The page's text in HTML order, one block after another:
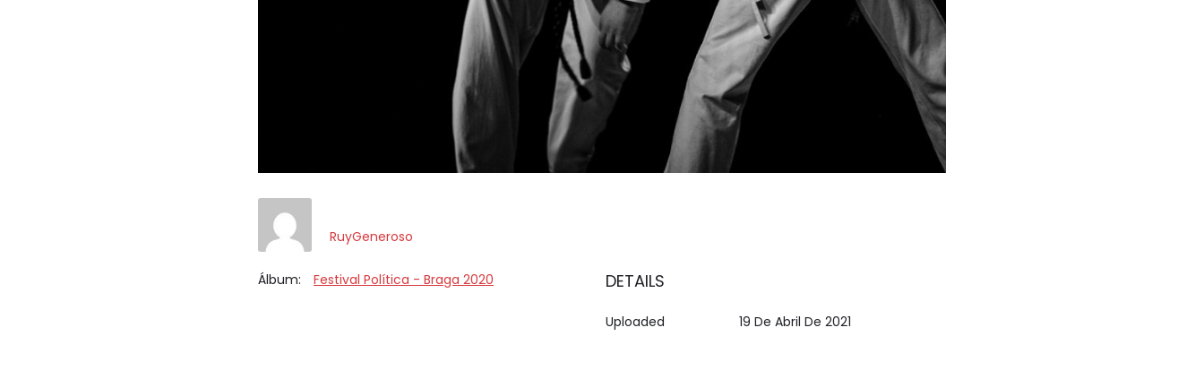
RuyGeneroso
Álbum: Festival Política - Braga 2020 DETAILS
Uploaded 19 De Abril De 2021